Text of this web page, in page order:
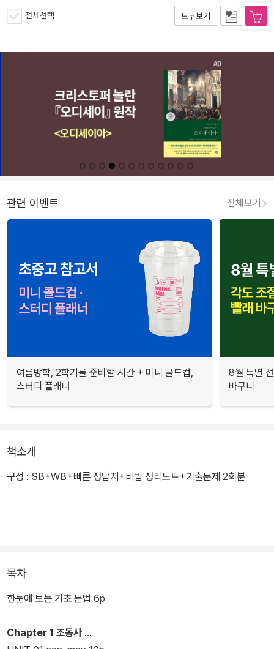
전체선택 모두보기
관련 이벤트 전체보기
여름방학, 2학기를 준비할 시간 + 미니 콜드컵,
스터디 플래너
8월 특별
바구니
책소개
구성 : SB+WB+빠른 정답지+비법 정리노트+기출문제 2회분
목차
한눈에 보는 기초 문법 6p
Chapter 1 조동사